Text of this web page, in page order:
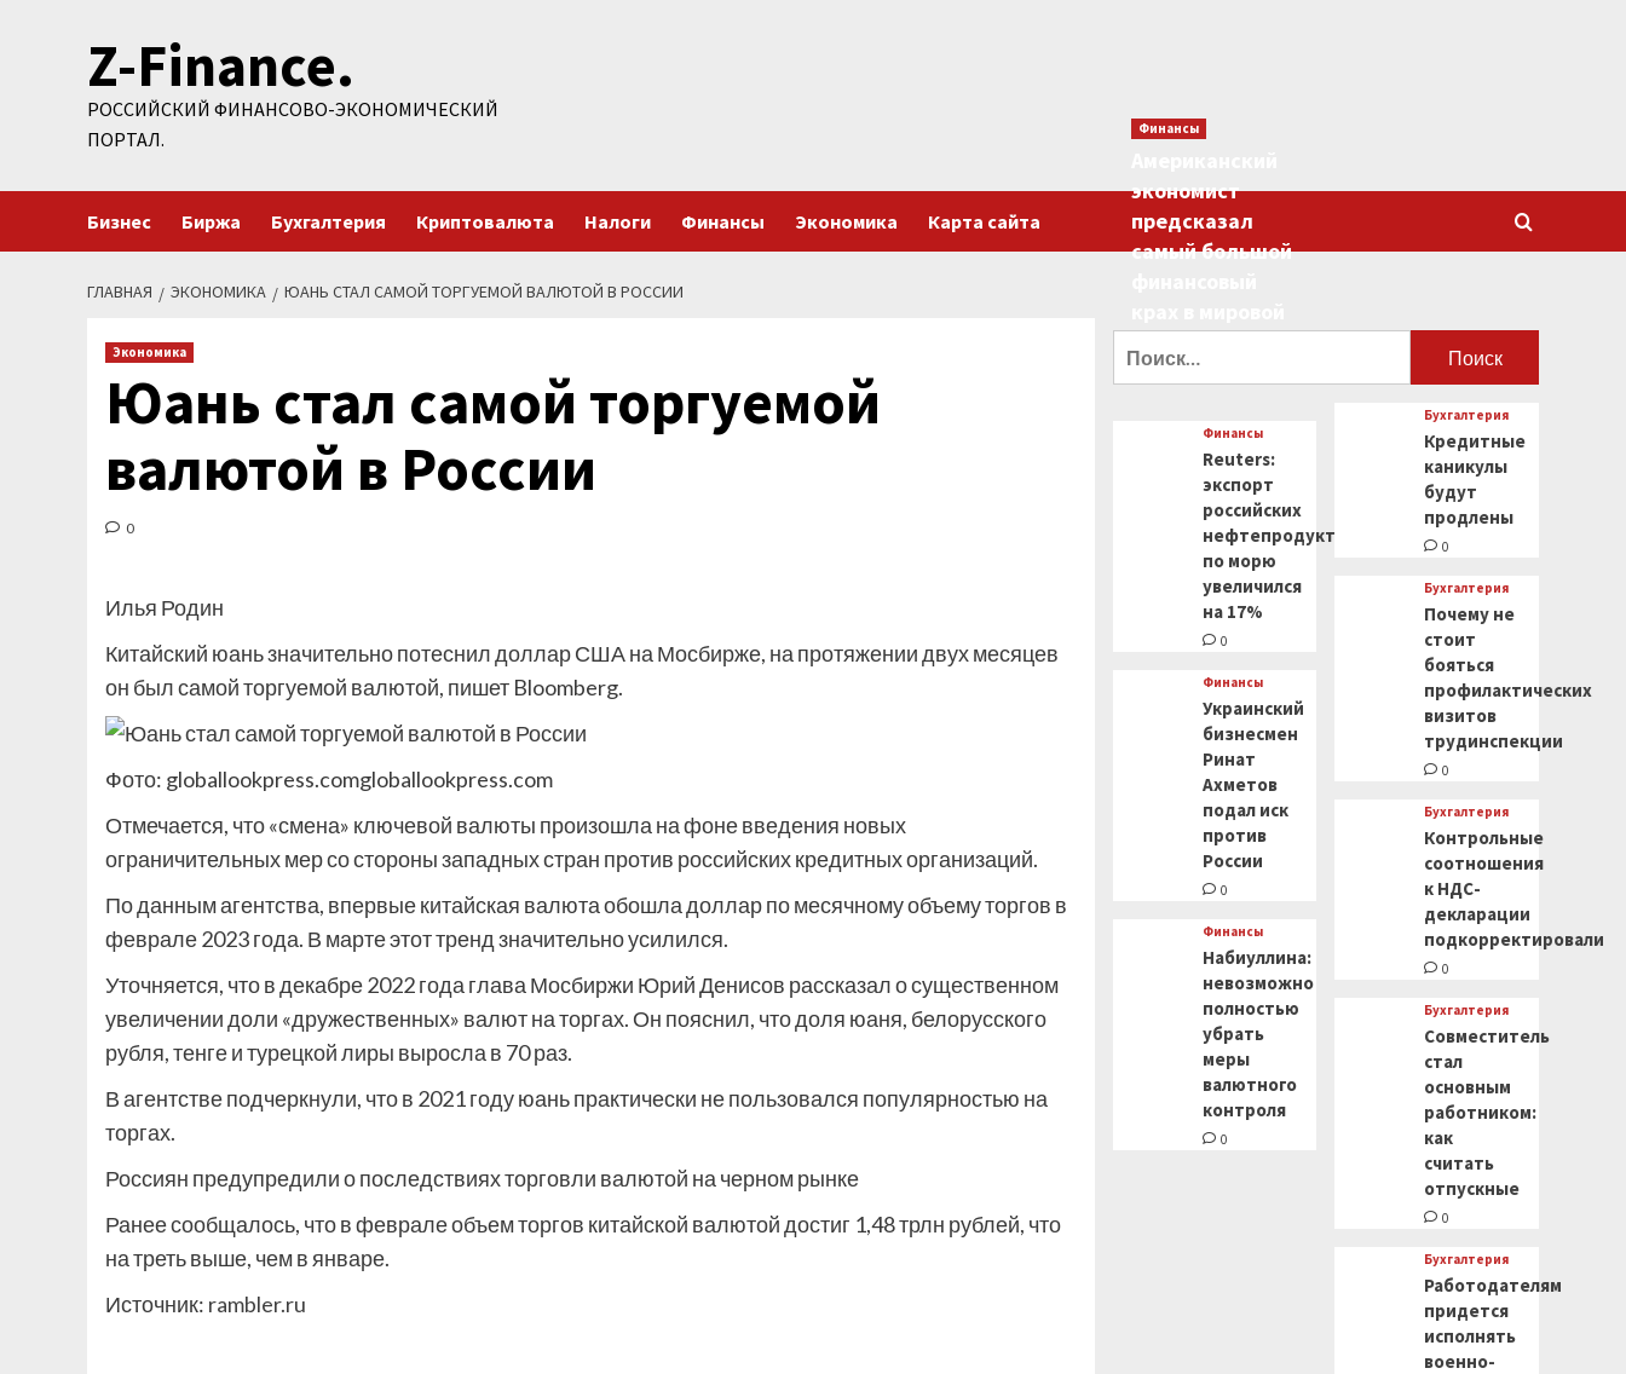
содержимомуZ-Finance.
РОССИЙСКИЙ ФИНАНСОВО-ЭКОНОМИЧЕСКИЙ
ПОРТАЛ.
Бизнес Биржа Бухгалтерия Криптовалюта Налоги Финансы Экономика Карта сайта
ГЛАВНАЯ ЭКОНОМИКА ЮАНЬ СТАЛ САМОЙ ТОРГУЕМОЙ ВАЛЮТОЙ В РОССИИ
Экономика
Юань стал самой торгуемой
валютой в России
0
Илья Родин
Китайский юань значительно потеснил доллар США на Мосбирже, на протяжении двух месяцев
он был самой торгуемой валютой, пишет Bloomberg.
Фото: globallookpress.comgloballookpress.com
Отмечается, что «смена» ключевой валюты произошла на фоне введения новых
ограничительных мер со стороны западных стран против российских кредитных организаций.
По данным агентства, впервые китайская валюта обошла доллар по месячному объему торгов в
феврале 2023 года. В марте этот тренд значительно усилился.
Уточняется, что в декабре 2022 года глава Мосбиржи Юрий Денисов рассказал о существенном
увеличении доли «дружественных» валют на торгах. Он пояснил, что доля юаня, белорусского
рубля, тенге и турецкой лиры выросла в 70 раз.
В агентстве подчеркнули, что в 2021 году юань практически не пользовался популярностью на
торгах.
Россиян предупредили о последствиях торговли валютой на черном рынке
Ранее сообщалось, что в феврале объем торгов китайской валютой достиг 1,48 трлн рублей, что
на треть выше, чем в январе.
Источник: rambler.ru
Финансы
экономист
предсказал
самый большой
Финансы
Reuters:
экспорт
российских
нефтепродуктов
по морю
увеличился
на 17%
0
Финансы
Украинский
бизнесмен
Ринат
Ахметов
подал иск
против
России
0
Финансы
Набиуллина:
невозможно
полностью
убрать
меры
валютного
контроля
0
Бухгалтерия
Кредитные
каникулы
будут
продлены
0
Бухгалтерия
Почему не
стоит
бояться
профилактических
визитов
трудинспекции
0
Бухгалтерия
Контрольные
соотношения
к НДС-
декларации
подкорректировали
0
Бухгалтерия
Совместитель
стал
основным
работником:
как
считать
отпускные
0
Бухгалтерия
Работодателям
придется
исполнять
военно-